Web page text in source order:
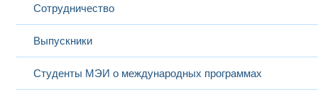
Сотрудничество
Выпускники
Студенты МЭИ о международных программах